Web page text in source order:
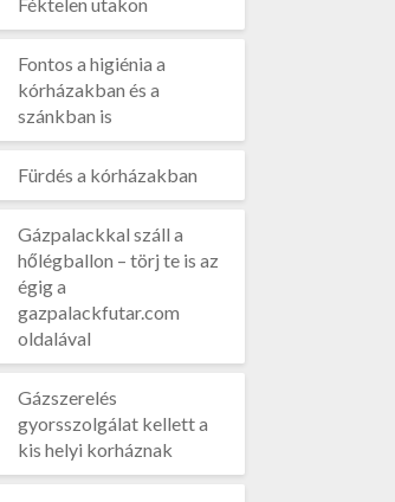
Fontos a higiénia a
kórházakban és a
szánkban is
Fürdés a kórházakban
Gázpalackkal száll a
hőlégballon – törj te is az
égig a
gazpalackfutar.com
oldalával
Gázszerelés
gyorsszolgálat kellett a
kis helyi korháznak